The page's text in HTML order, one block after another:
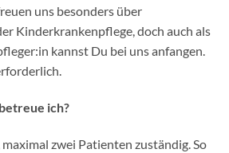
uns besonders über
Kinderkrankenpflege, doch auch als
kannst Du bei uns anfangen.
ich?
zwei Patienten zuständig. So